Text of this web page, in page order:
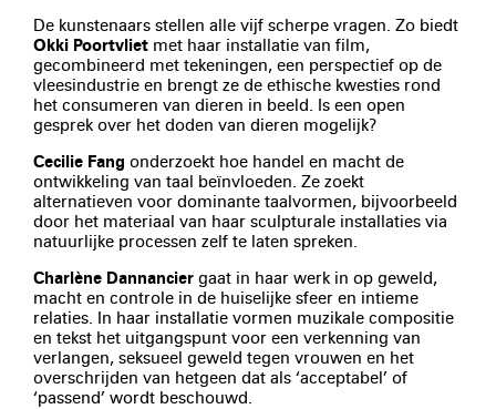
De kunstenaars stellen alle vijf scherpe vragen. Zo biedt
Okki Poortvliet met haar installatie van film,
gecombineerd met tekeningen, een perspectief op de
vleesindustrie en brengt ze de ethische kwesties rond
het consumeren van dieren in beeld. Is een open
gesprek over het doden van dieren mogelijk?
Cecilie Fang onderzoekt hoe handel en macht de
ontwikkeling van taal beïnvloeden. Ze zoekt
alternatieven voor dominante taalvormen, bijvoorbeeld
door het materiaal van haar sculpturale installaties via
natuurlijke processen zelf te laten spreken.
Charlène Dannancier gaat in haar werk in op geweld,
macht en controle in de huiselijke sfeer en intieme
relaties. In haar installatie vormen muzikale compositie
en tekst het uitgangspunt voor een verkenning van
verlangen, seksueel geweld tegen vrouwen en het
overschrijden van hetgeen dat als ‘acceptabel’ of
‘passend’ wordt beschouwd.